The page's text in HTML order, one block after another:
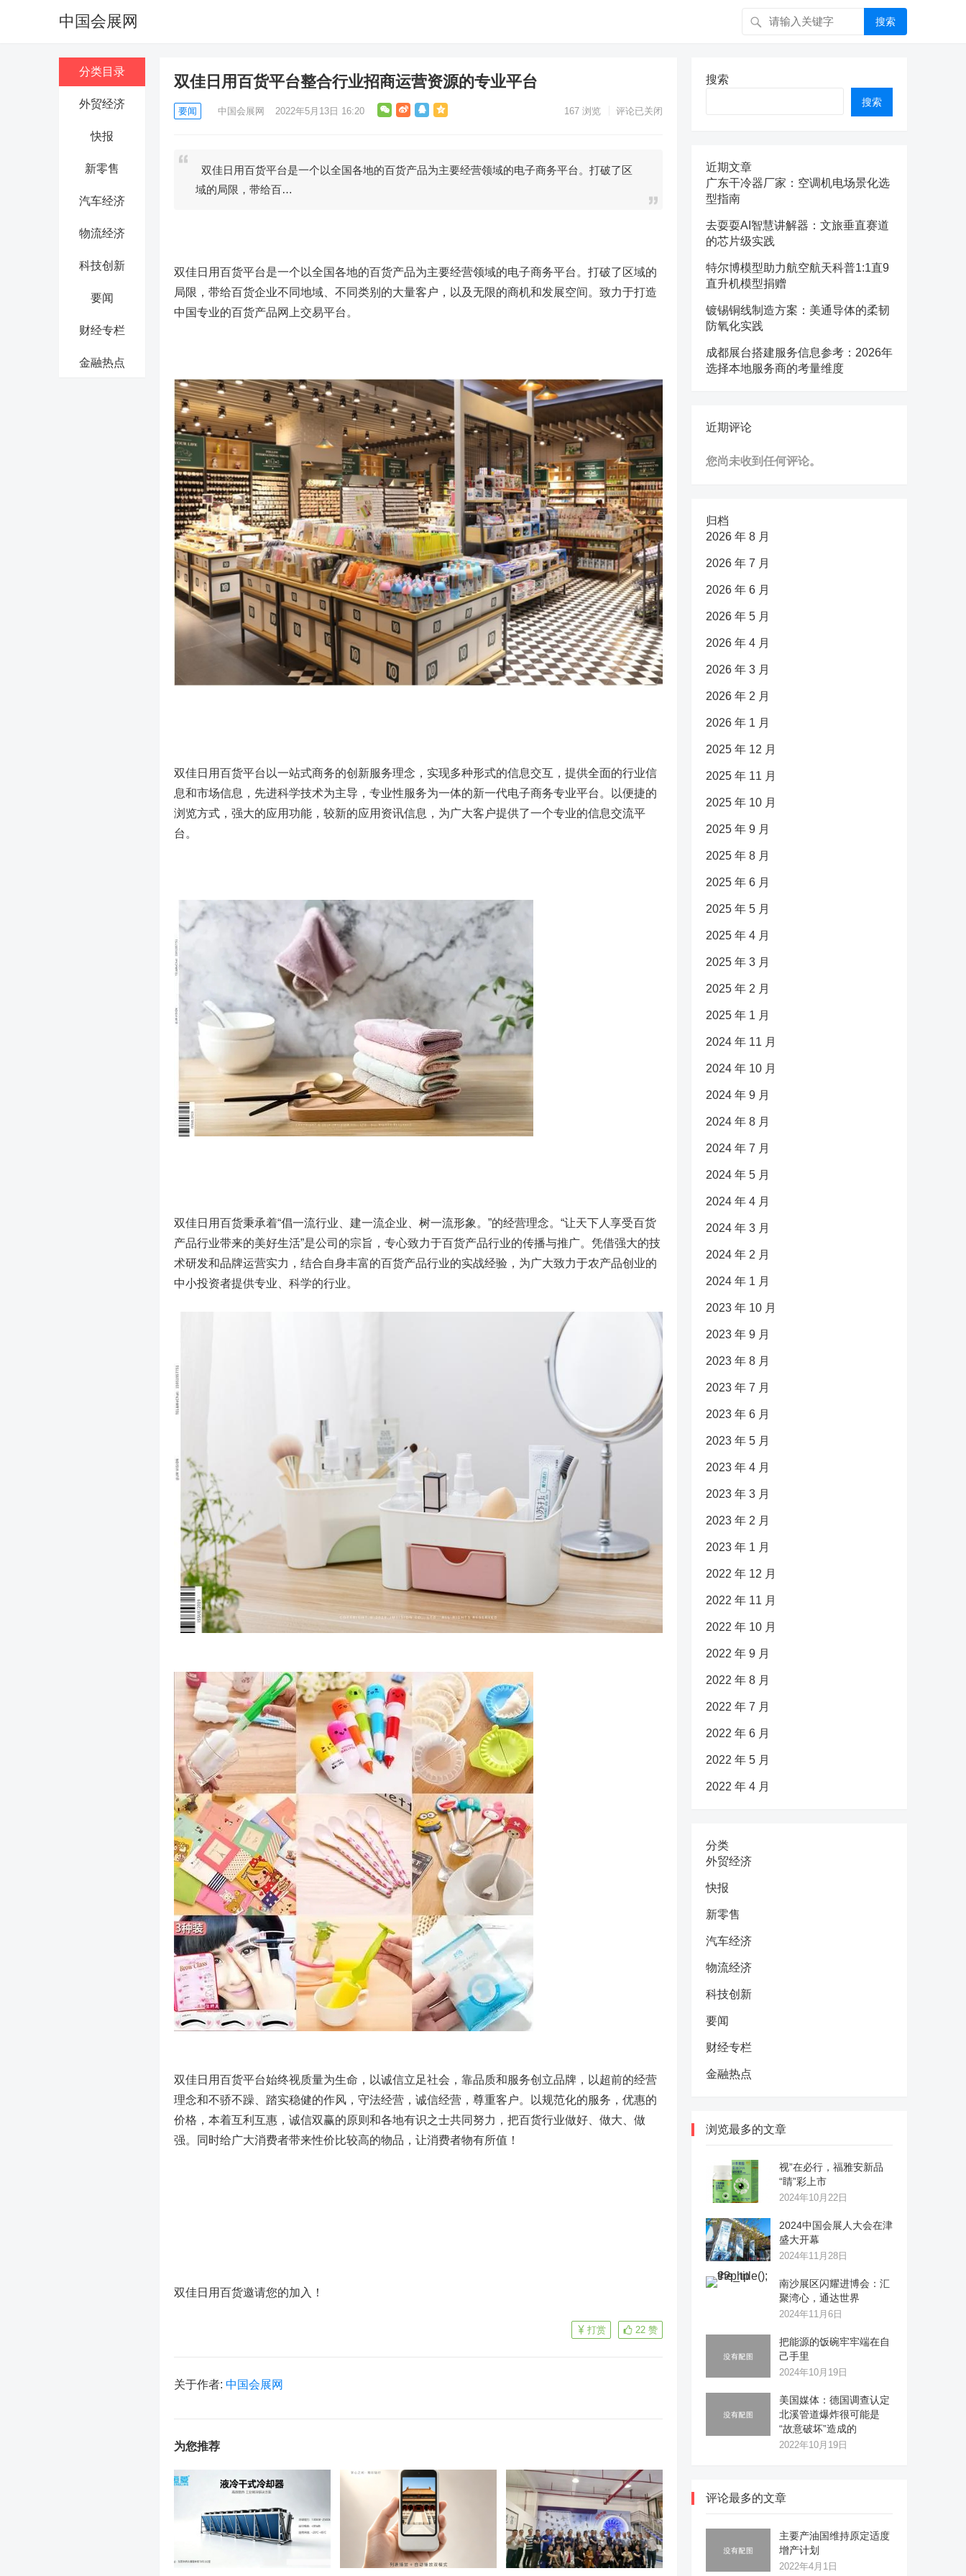
中国会展网 搜索
分类目录
外贸经济
快报
新零售
汽车经济
物流经济
科技创新
要闻
财经专栏
金融热点
双佳日用百货平台整合行业招商运营资源的专业平台
要闻 中国会展网 2022年5月13日 16:20 167 浏览 评论已关闭
双佳日用百货平台是一个以全国各地的百货产品为主要经营领域的电子商务平台。打破了区
域的局限，带给百…
双佳日用百货平台是一个以全国各地的百货产品为主要经营领域的电子商务平台。打破了区域的
局限，带给百货企业不同地域、不同类别的大量客户，以及无限的商机和发展空间。致力于打造
中国专业的百货产品网上交易平台。
双佳日用百货平台以一站式商务的创新服务理念，实现多种形式的信息交互，提供全面的行业信
息和市场信息，先进科学技术为主导，专业性服务为一体的新一代电子商务专业平台。以便捷的
浏览方式，强大的应用功能，较新的应用资讯信息，为广大客户提供了一个专业的信息交流平
台。
双佳日用百货秉承着“倡一流行业、建一流企业、树一流形象。”的经营理念。“让天下人享受百货
产品行业带来的美好生活”是公司的宗旨，专心致力于百货产品行业的传播与推广。凭借强大的技
术研发和品牌运营实力，结合自身丰富的百货产品行业的实战经验，为广大致力于农产品创业的
中小投资者提供专业、科学的行业。
双佳日用百货平台始终视质量为生命，以诚信立足社会，靠品质和服务创立品牌，以超前的经营
理念和不骄不躁、踏实稳健的作风，守法经营，诚信经营，尊重客户。以规范化的服务，优惠的
价格，本着互利互惠，诚信双赢的原则和各地有识之士共同努力，把百货行业做好、做大、做
强。同时给广大消费者带来性价比较高的物品，让消费者物有所值！
双佳日用百货邀请您的加入！
22 赞
打赏
关于作者: 中国会展网
为您推荐
搜索
搜索
近期文章
广东干冷器厂家：空调机电场景化选
型指南
去耍耍AI智慧讲解器：文旅垂直赛道
的芯片级实践
特尔博模型助力航空航天科普1:1直9
直升机模型捐赠
镀锡铜线制造方案：美通导体的柔韧
防氧化实践
成都展台搭建服务信息参考：2026年
选择本地服务商的考量维度
近期评论
您尚未收到任何评论。
归档
2026 年 8 月
2026 年 7 月
2026 年 6 月
2026 年 5 月
2026 年 4 月
2026 年 3 月
2026 年 2 月
2026 年 1 月
2025 年 12 月
2025 年 11 月
2025 年 10 月
2025 年 9 月
2025 年 8 月
2025 年 6 月
2025 年 5 月
2025 年 4 月
2025 年 3 月
2025 年 2 月
2025 年 1 月
2024 年 11 月
2024 年 10 月
2024 年 9 月
2024 年 8 月
2024 年 7 月
2024 年 5 月
2024 年 4 月
2024 年 3 月
2024 年 2 月
2024 年 1 月
2023 年 10 月
2023 年 9 月
2023 年 8 月
2023 年 7 月
2023 年 6 月
2023 年 5 月
2023 年 4 月
2023 年 3 月
2023 年 2 月
2023 年 1 月
2022 年 12 月
2022 年 11 月
2022 年 10 月
2022 年 9 月
2022 年 8 月
2022 年 7 月
2022 年 6 月
2022 年 5 月
2022 年 4 月
分类
外贸经济
快报
新零售
汽车经济
物流经济
科技创新
要闻
财经专栏
金融热点
浏览最多的文章
视”在必行，福雅安新品
“睛”彩上市
2024年10月22日
2024中国会展人大会在津
盛大开幕
2024年11月28日
南沙展区闪耀进博会：汇
聚湾心，通达世界
2024年11月6日
把能源的饭碗牢牢端在自
己手里
2024年10月19日
美国媒体：德国调查认定
北溪管道爆炸很可能是
“故意破坏”造成的
2022年10月19日
评论最多的文章
主要产油国维持原定适度
增产计划
2022年4月1日